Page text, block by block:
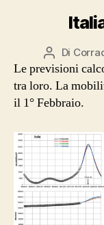
Autore
articolo
Di
Le previsioni
tra loro. La
il 1° Febbraio.